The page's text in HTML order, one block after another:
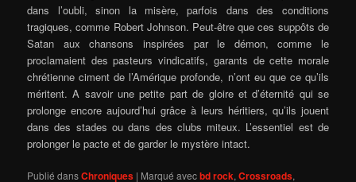
dans l’oubli, sinon la misère, parfois dans des conditions
tragiques, comme Robert Johnson. Peut-être que ces suppôts de
Satan aux chansons inspirées par le démon, comme le
proclamaient des pasteurs vindicatifs, garants de cette morale
chrétienne ciment de l’Amérique profonde, n’ont eu que ce qu’ils
méritent. A savoir une petite part de gloire et d’éternité qui se
prolonge encore aujourd’hui grâce à leurs héritiers, qu’ils jouent
dans des stades ou dans des clubs miteux. L’essentiel est de
prolonger le pacte et de garder le mystère intact.
Publié dansChroniques | Marqué avecbd rock,Crossroads,